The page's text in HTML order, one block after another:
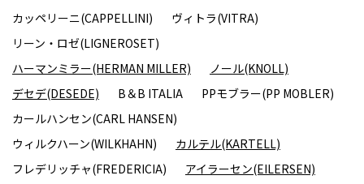
カッペリーニ(CAPPELLINI)
ヴィトラ(VITRA)
リーン・ロゼ(LIGNEROSET)
ハーマンミラー(HERMAN MILLER)
ノール(KNOLL)
デセデ(DESEDE)
B＆B ITALIA
PPモブラー(PP MOBLER)
カールハンセン(CARL HANSEN)
ウィルクハーン(WILKHAHN)
カルテル(KARTELL)
フレデリッチャ(FREDERICIA)
アイラーセン(EILERSEN)